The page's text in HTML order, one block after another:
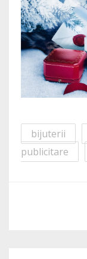
bijuterii
publicitare